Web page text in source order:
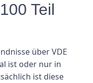
Teil
über VDE
ist oder nur in
ist diese